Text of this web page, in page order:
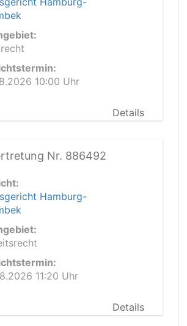
10:00 Uhr
Details
Nr. 886492
Hamburg-
11:20 Uhr
Details